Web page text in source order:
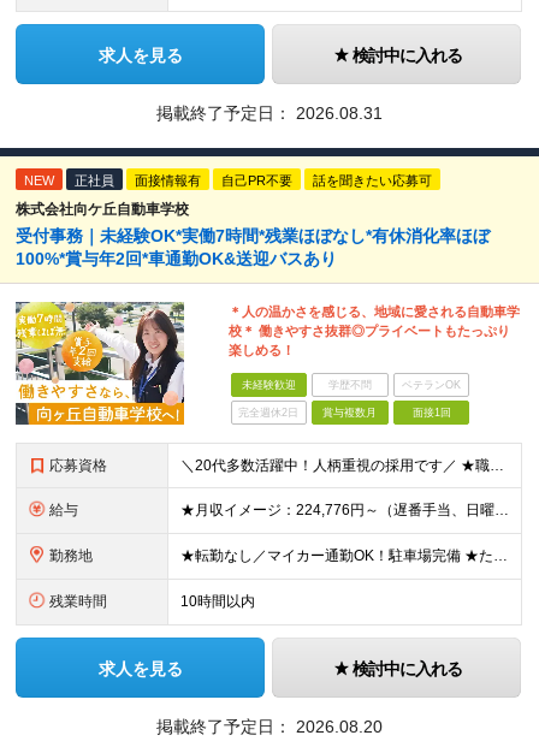
求人を見る 検討中に入れる
掲載終了予定日： 2026.08.31
NEW 正社員 面接情報有 自己PR不要 話を聞きたい応募可
株式会社向ケ丘自動車学校
受付事務｜未経験OK*実働7時間*残業ほぼなし*有休消化率ほぼ
100%*賞与年2回*車通勤OK&送迎バスあり
＊人の温かさを感じる、地域に愛される自動車学
校＊ 働きやすさ抜群◎プライベートもたっぷり
楽しめる！
未経験歓迎 学歴不問 ベテランOK
完全週休2日 賞与複数月 面接1回
応募資格 ＼20代多数活躍中！人柄重視の採用です／ ★職種・業種未経験OK！ ★第二新卒歓迎 ★高卒以上 ━━━━━━━━━━━━━━━━━ 事務経験は不問！人柄重視の採用です♪ ━━━━━━━━━━━━━━
給与 ★月収イメージ：224,776円～（遅番手当、日曜手当など含む）＋賞与年2回 月給20万720円～＋残業代全額支給＋各種手当＋賞与年2回 ┗遅番シフト、日曜の出勤でプラスで手当支給！ ┗他にも、家族
勤務地 ★転勤なし／マイカー通勤OK！駐車場完備 ★たまプラーザ／新百合ヶ丘／登戸などから送迎バスも出ています！ 【向ケ丘自動車学校】 神奈川県川崎市宮前区菅生4-6-1 ※(変更の範囲)勤務地に変更なし
残業時間 10時間以内
求人を見る 検討中に入れる
掲載終了予定日： 2026.08.20